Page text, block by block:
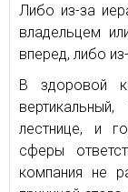
Либо из-за
владельцем
вперед, либо
В здоровой
лестнице, и
сферы
компания не